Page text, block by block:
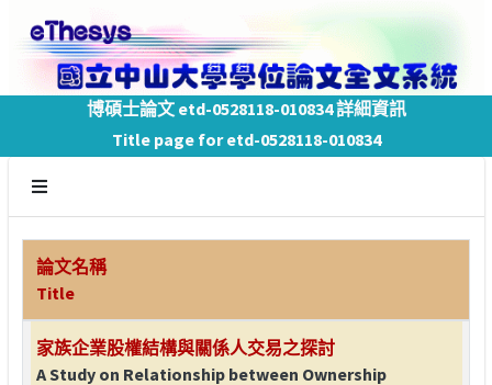
博碩士論文 etd-0528118-010834 詳細資訊
Title page for etd-0528118-010834
論文名稱
Title
家族企業股權結構與關係人交易之探討
A Study on Relationship between Ownership